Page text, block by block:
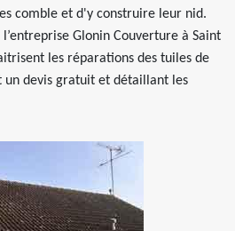
comble et d'y construire leur nid.
Glonin Couverture à Saint
les réparations des tuiles de
un devis gratuit et détaillant les